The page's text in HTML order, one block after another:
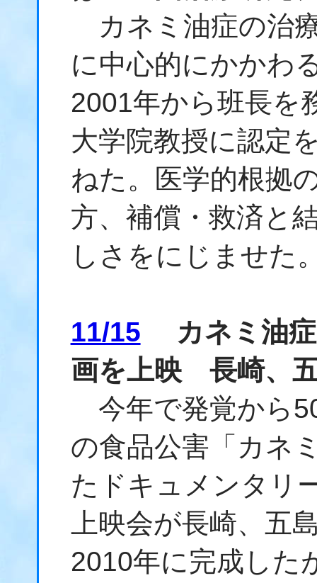
カネミ油症の治
に中心的にかかわ
2001年から班長を
大学院教授に認定
ねた。医学的根拠
方、補償・救済と
しさをにじませた
11/15 カネミ油
画を上映 長崎、
今年で発覚から
の食品公害「カネ
たドキュメンタリ
上映会が長崎、五
2010年に完成した